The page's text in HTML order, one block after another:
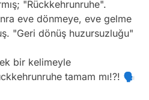
"Rückkehrunruhe".
eve dönmeye, eve gelme
"Geri dönüş huzursuzluğu"
bir kelimeyle
tamam mı!?! 🗣